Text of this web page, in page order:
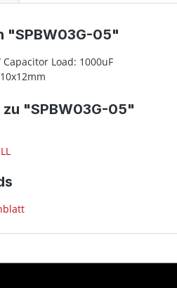
"SPBW03G-05"
Load: 1000uF
"SPBW03G-05"